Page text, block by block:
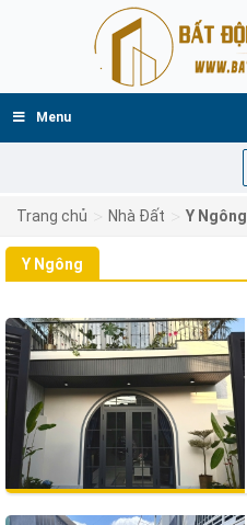
Menu
Trang chủ Nhà Đất Y Ngông
Y Ngông